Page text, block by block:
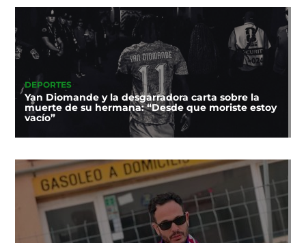
DEPORTES
Yan Diomande y la desgarradora carta sobre la
muerte de su hermana: “Desde que moriste estoy
vacío”